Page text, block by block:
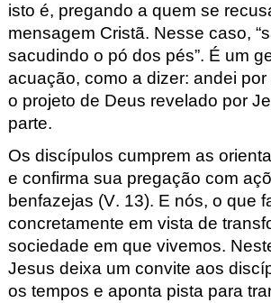
isto é, pregando a quem se
mensagem Cristã. Nesse caso,
sacudindo o pó dos pés”. É um
acuação, como a dizer: andei por
o projeto de Deus revelado por
parte.
Os discípulos cumprem as
e confirma sua pregação com
benfazejas (V. 13). E nós, o que
concretamente em vista de
sociedade em que vivemos.
Jesus deixa um convite aos
os tempos e aponta pista para